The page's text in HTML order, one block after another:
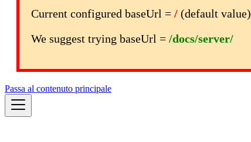
Current configured baseUrl = / (default value)
We suggest trying baseUrl = /docs/server/
Passa al contenuto principale